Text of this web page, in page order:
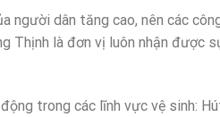
người dân tăng cao, nên các
Thịnh là đơn vị luôn nhận được
trong các lĩnh vực vệ sinh: